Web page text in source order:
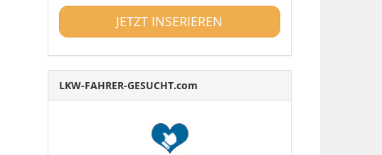
JETZT INSERIEREN
LKW-FAHRER-GESUCHT.com